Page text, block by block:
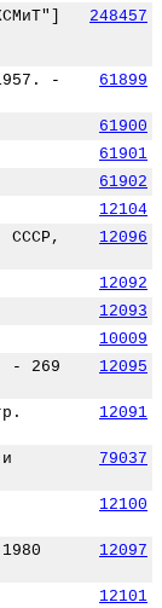
248457
-
61899
61900
61901
61902
12104
СССР,
12096
12092
12093
10009
- 269
12095
12091
79037
12100
12097
12101